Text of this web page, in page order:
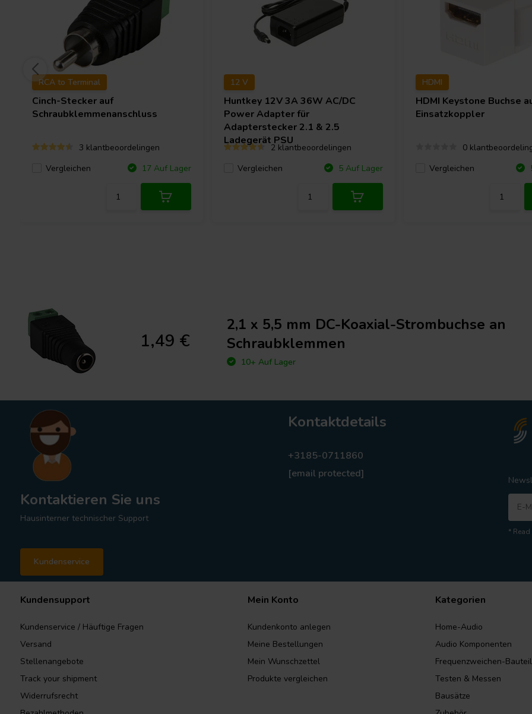
RCA to Terminal
Cinch-Stecker auf
Schraubklemmenanschluss
3 klantbeoordelingen
Vergleichen
17 Auf Lager
12 V
Huntkey 12V 3A 36W AC/DC
Power Adapter für
Adapterstecker 2.1 & 2.5
Ladegerät PSU
2 klantbeoordelingen
Vergleichen
5 Auf Lager
HDMI
HDMI Keystone Buchse
Einsatzkoppler
0
Vergleichen
1,49 €
2,1 x 5,5 mm DC-Koaxial-Strombuchse an
Schraubklemmen
10+ Auf Lager
Kontaktieren Sie uns
Hausinterner technischer Support
Kundenservice
Kontaktdetails
+3185-0711860
[email protected]
*
Kundensupport
Kundenservice / Häuftige Fragen
Versand
Stellenangebote
Track your shipment
Widerrufsrecht
Mein Konto
Kundenkonto anlegen
Meine Bestellungen
Mein Wunschzettel
Produkte vergleichen
Kategorien
Home-Audio
Audio Komponenten
Frequenzweichen-
Testen & Messen
Bausätze